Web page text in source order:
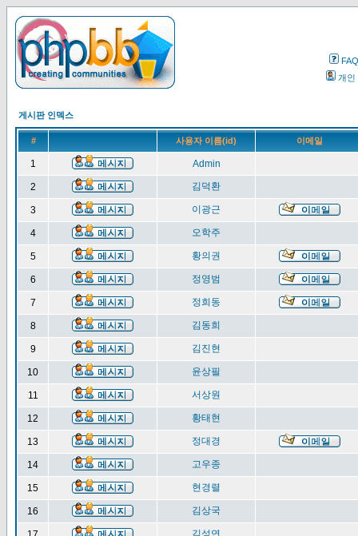
FAQ
개인
게시판 인덱스
# 사용자 이름(id) 이메일
1 Admin
2 김덕환
3 이광근
4 오학주
5 황의권
6 정영범
7 정희동
8 김동희
9 김진현
10 윤상필
11 서상원
12 황태현
13 정대경
14 고우종
15 현경렬
16 김상국
김성연